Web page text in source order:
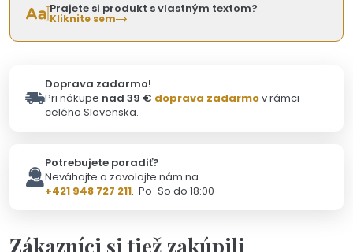
Prajete si produkt s vlastným textom?
Kliknite sem
Doprava zadarmo!
Pri nákupe nad 39 € doprava zadarmov rámci
celého Slovenska.
Potrebujete poradiť?
Neváhajte a zavolajte nám na
+421 948 727 211. Po-So do 18:00
Zákazníci si tiež zakúpili